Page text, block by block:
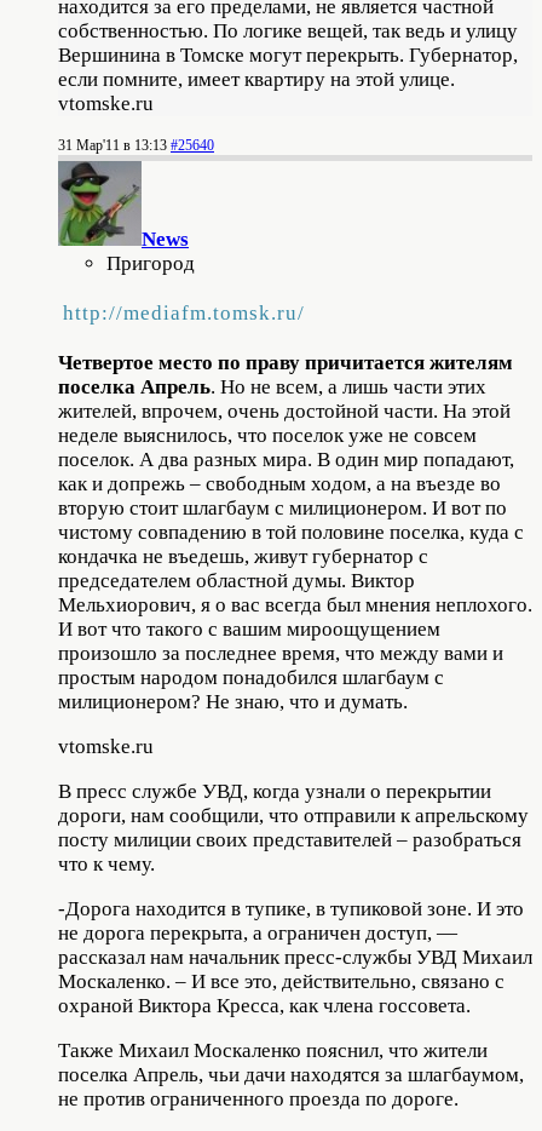
находится за его пределами, не является частной
собственностью. По логике вещей, так ведь и улицу
Вершинина в Томске могут перекрыть. Губернатор,
если помните, имеет квартиру на этой улице.
vtomske.ru
31 Мар'11 в 13:13 #25640
News
Пригород
http://mediafm.tomsk.ru/
Четвертое место по праву причитается жителям
поселка Апрель. Но не всем, а лишь части этих
жителей, впрочем, очень достойной части. На этой
неделе выяснилось, что поселок уже не совсем
поселок. А два разных мира. В один мир попадают,
как и допрежь – свободным ходом, а на въезде во
вторую стоит шлагбаум с милиционером. И вот по
чистому совпадению в той половине поселка, куда с
кондачка не въедешь, живут губернатор с
председателем областной думы. Виктор
Мельхиорович, я о вас всегда был мнения неплохого.
И вот что такого с вашим мироощущением
произошло за последнее время, что между вами и
простым народом понадобился шлагбаум с
милиционером? Не знаю, что и думать.
vtomske.ru
В пресс службе УВД, когда узнали о перекрытии
дороги, нам сообщили, что отправили к апрельскому
посту милиции своих представителей – разобраться
что к чему.
-Дорога находится в тупике, в тупиковой зоне. И это
не дорога перекрыта, а ограничен доступ, —
рассказал нам начальник пресс-службы УВД Михаил
Москаленко. – И все это, действительно, связано с
охраной Виктора Кресса, как члена госсовета.
Также Михаил Москаленко пояснил, что жители
поселка Апрель, чьи дачи находятся за шлагбаумом,
не против ограниченного проезда по дороге.